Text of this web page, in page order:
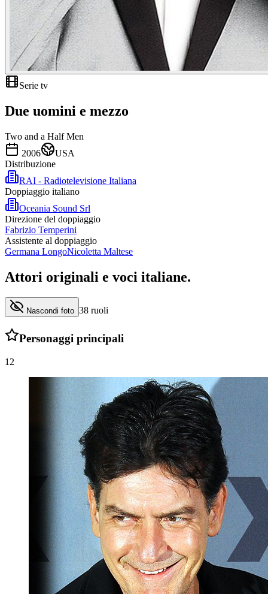
Serie tv
Due uomini e mezzo
Two and a Half Men
2006
USA
Distribuzione
RAI - Radiotelevisione Italiana
Doppiaggio italiano
Oceania Sound Srl
Direzione del doppiaggio
Fabrizio Temperini
Assistente al doppiaggio
Germana LongoNicoletta Maltese
Attori originali e voci italiane.
Nascondi foto 38 ruoli
Personaggi principali
12